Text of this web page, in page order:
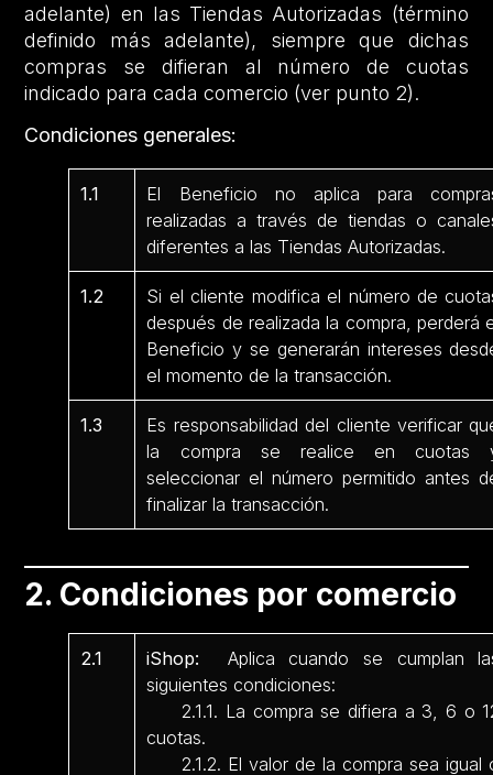
adelante) en las Tiendas Autorizadas (término
definido más adelante), siempre que dichas
compras se difieran al número de cuotas
indicado para cada comercio (ver punto 2).
Condiciones generales:
1.1
El Beneficio no aplica para
realizadas a través de tiendas o
diferentes a las Tiendas Autorizadas.
1.2
Si el cliente modifica el número de
después de realizada la compra, perderá
Beneficio y se generarán intereses
el momento de la transacción.
1.3
Es responsabilidad del cliente verificar
la compra se realice en cuotas
seleccionar el número permitido antes
finalizar la transacción.
2. Condiciones por comercio
2.1 iShop: Aplica cuando se cumplan
siguientes condiciones:
2.1.1. La compra se difiera a 3, 6 o
cuotas.
2.1.2. El valor de la compra sea igual